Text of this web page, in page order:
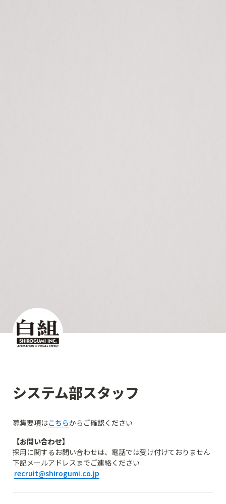
システム部スタッフ
募集要項はこちらからご確認ください
【お問い合わせ】
採用に関するお問い合わせは、電話では受け付けておりません
下記メールアドレスまでご連絡ください
recruit@shirogumi.co.jp